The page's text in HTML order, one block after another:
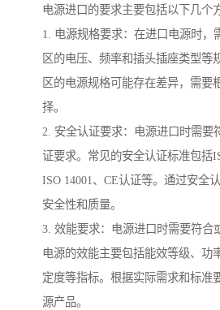
电源进口的要求主要包括以下几个
1. 电源规格要求：在进口电源时，
区的电压、频率和插头插座类型等
区的电源规格可能存在差异，需要
择。
2. 安全认证要求：电源进口时需要
证要求。常见的安全认证标准包括
ISO 14001、CE认证等。通过安全
安全性和质量。
3. 效能要求：电源进口时需要符合
电源的效能主要包括能效等级、功
定度等指标。根据实际需求和标准
源产品。